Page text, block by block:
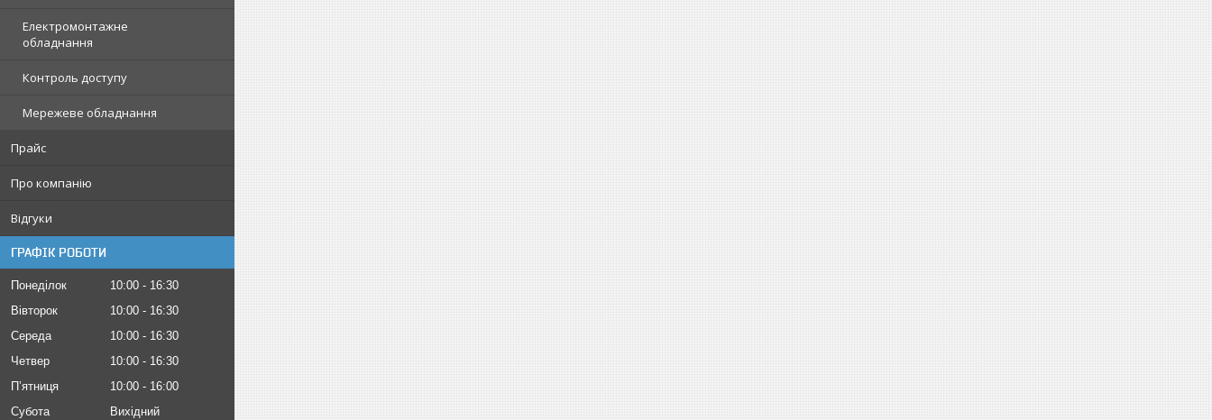
Електромонтажне
обладнання
Контроль доступу
Мережеве обладнання
Прайс
Про компанію
Відгуки
ГРАФІК РОБОТИ
Понеділок 10:00
16:30
Вівторок
10:00
16:30
Середа
10:00
16:30
Четвер
10:00
16:30
Пʼятниця
10:00
16:00
Субота
Вихідний